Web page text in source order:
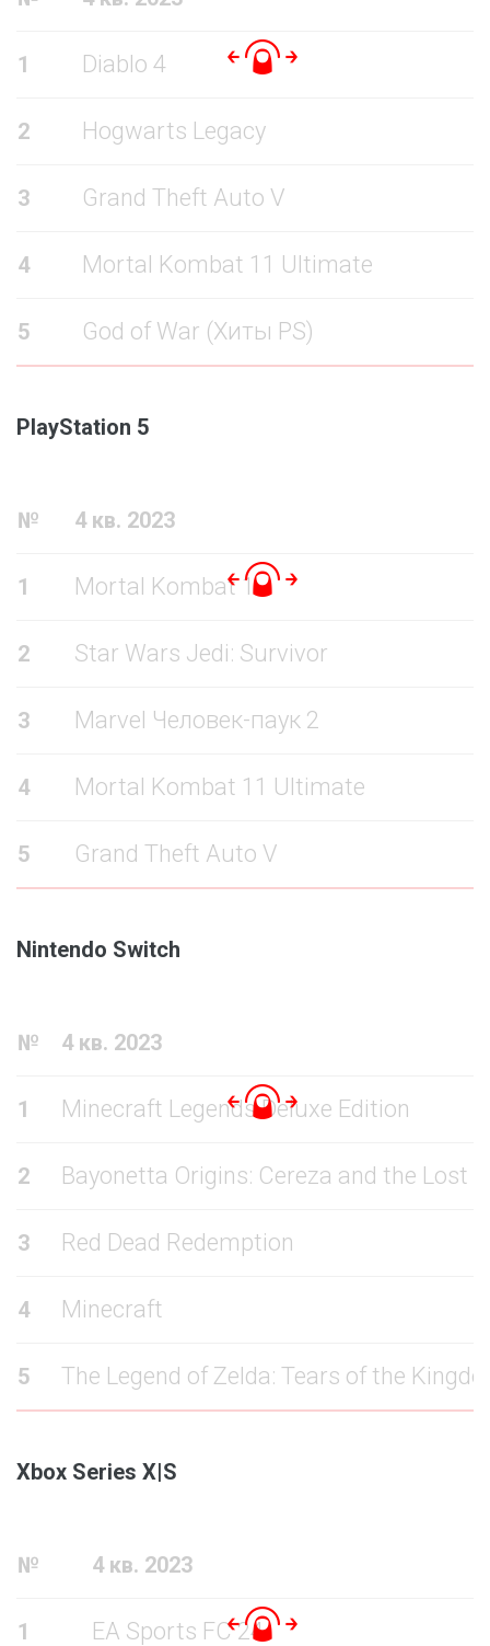
1 Diablo 4
2 Hogwarts Legacy
3 Grand Theft Auto V
4 Mortal Kombat 11 Ultimate
5 God of War (Хиты PS)
PlayStation 5
№ 4 кв. 2023
1 Mortal Kombat 1
2 Star Wars Jedi: Survivor
3 Marvel Человек-паук 2
4 Mortal Kombat 11 Ultimate
5 Grand Theft Auto V
Nintendo Switch
№ 4 кв. 2023
1 Minecraft Legends Deluxe Edition
2 Bayonetta Origins: Cereza and the Lost
3 Red Dead Redemption
4 Minecraft
5 The Legend of Zelda: Tears of the
Xbox Series X|S
№ 4 кв. 2023
1 EA Sports FC 24